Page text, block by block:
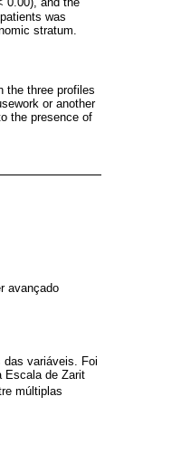
0.00), and the
was
stratum.
the three profiles
or another
the presence of
avançado
variáveis. Foi
Escala de Zarit
múltiplas